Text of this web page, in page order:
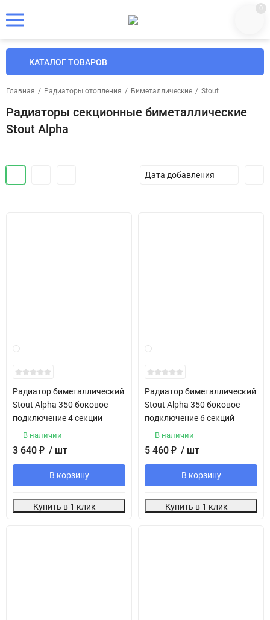
0
КАТАЛОГ ТОВАРОВ
Главная / Радиаторы отопления / Биметаллические / Stout
Радиаторы секционные биметаллические
Stout Alpha
Дата добавления
Радиатор биметаллический
Stout Alpha 350 боковое
подключение 4 секции
В наличии
3 640 ₽ / шт
В корзину
Купить в 1 клик
Радиатор биметаллический
Stout Alpha 350 боковое
подключение 6 секций
В наличии
5 460 ₽ / шт
В корзину
Купить в 1 клик